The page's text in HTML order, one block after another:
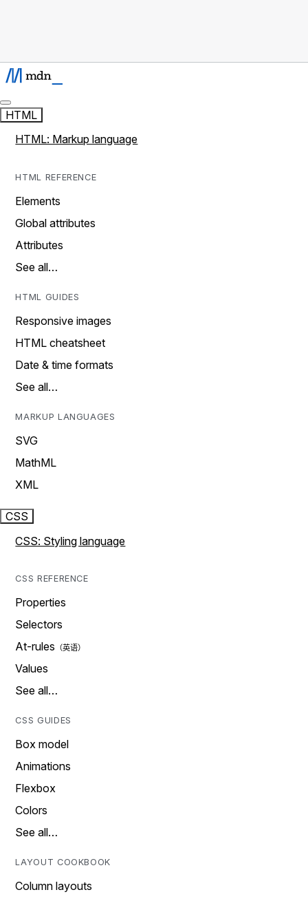
HTML
HTML: Markup language
HTML REFERENCE
Elements
Global attributes
Attributes
See all…
HTML GUIDES
Responsive images
HTML cheatsheet
Date & time formats
See all…
MARKUP LANGUAGES
SVG
MathML
XML
CSS
CSS: Styling language
CSS REFERENCE
Properties
Selectors
At-rules
Values
See all…
CSS GUIDES
Box model
Animations
Flexbox
Colors
See all…
LAYOUT COOKBOOK
Column layouts